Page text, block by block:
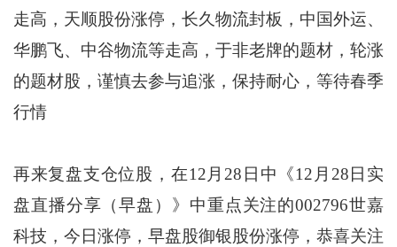
走高，天顺股份涨停，长久物流封板，中国外运、
华鹏飞、中谷物流等走高，于非老牌的题材，轮涨
的题材股，谨慎去参与追涨，保持耐心，等待春季
行情
再来复盘支仓位股，在12月28日中《12月28日实
盘直播分享（早盘）》中重点关注的002796世嘉
科技，今日涨停，早盘股御银股份涨停，恭喜关注